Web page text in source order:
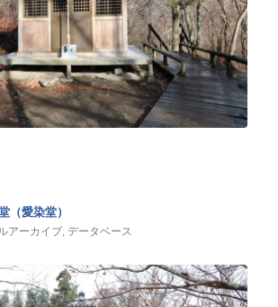
（愛染堂）
アーカイブ, データベース